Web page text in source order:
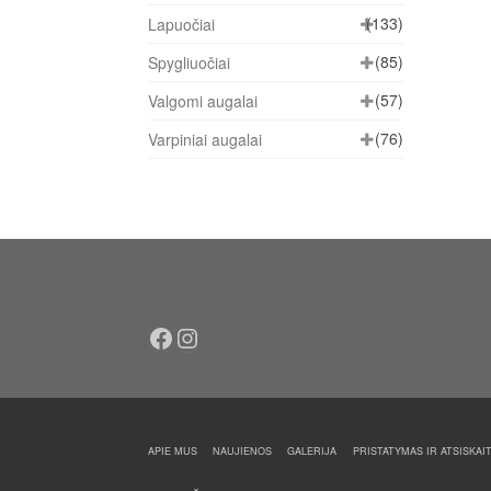
Lapuočiai
(133)
Spygliuočiai
(85)
Valgomi augalai
(57)
Varpiniai augalai
(76)
Facebook
Instagram
APIE MUS NAUJIENOS GALERIJA PRISTATYMAS IR